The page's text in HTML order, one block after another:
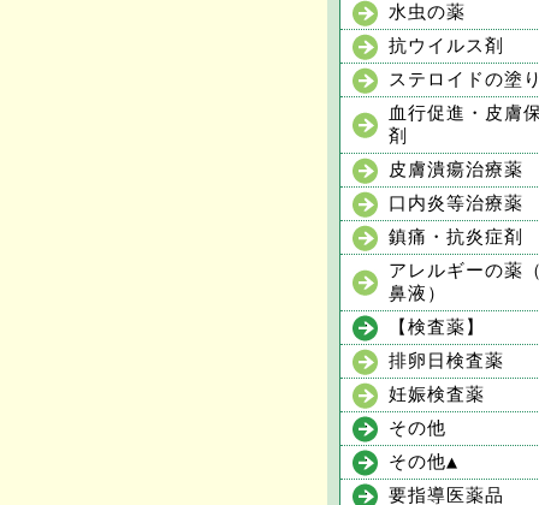
水虫の薬
抗ウイルス剤
ステロイドの塗
血行促進・皮膚
剤
皮膚潰瘍治療薬
口内炎等治療薬
鎮痛・抗炎症剤
アレルギーの薬
鼻液）
【検査薬】
排卵日検査薬
妊娠検査薬
その他
その他▲
要指導医薬品